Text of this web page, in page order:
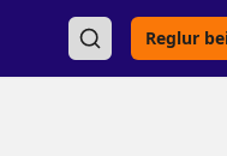
Reglur